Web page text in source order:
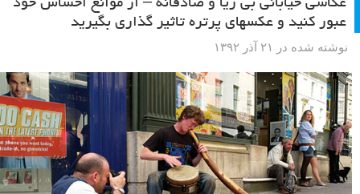
عکاسی خیابانی بی ریا و صادقانه – از موانع احساس خود
عبور کنید و عکسهای پرتره تاثیر گذاری بگیرید
نوشته شده در ۲۱ آذر ۱۳۹۲